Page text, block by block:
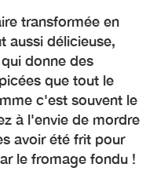
transformée en
aussi délicieuse,
donne des
que tout le
c'est souvent le
à l'envie de mordre
avoir été frit pour
le fromage fondu !